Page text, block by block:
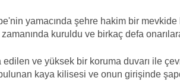
yamacında şehre hakim bir mevkide
kuruldu ve birkaç defa
edilen ve yüksek bir koruma duvarı ile
kaya kilisesi ve onun girişinde